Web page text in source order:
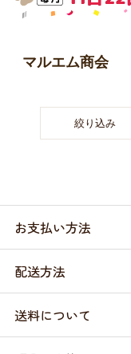
美容・ケア用品
日用品（デイリー）
お問い合わせ
マルエム商会
絞り込み
お支払い方法
配送方法
送料について